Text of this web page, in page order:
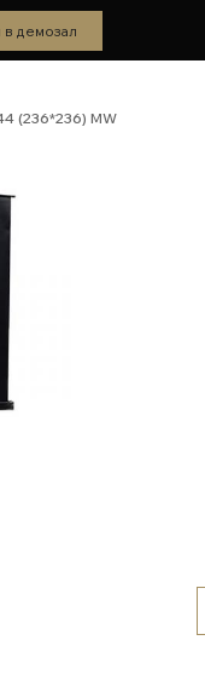
в демозал
(236*236) MW